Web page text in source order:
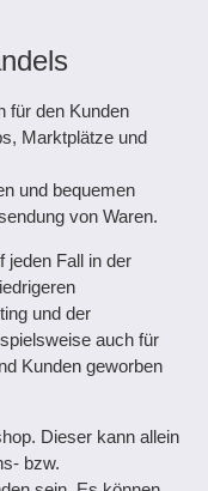
für den Kunden
Marktplätze und
und bequemen
von Waren.
jeden Fall in der
und der
auch für
Kunden geworben
Dieser kann allein
bzw.